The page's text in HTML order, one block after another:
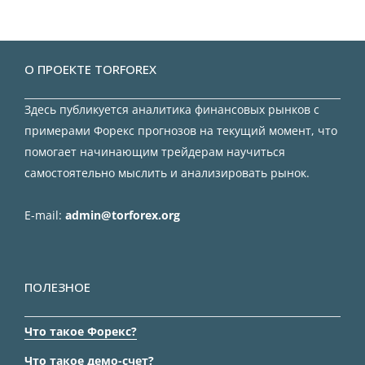
О ПРОЕКТЕ TORFOREX
Здесь публикуется аналитика финансовых рынков с
примерами Форекс прогнозов на текущий момент, что
помогает начинающим трейдерам научиться
самостоятельно мыслить и анализировать рынок.
E-mail: admin@torforex.org
ПОЛЕЗНОЕ
Что такое Форекс?
Что такое демо-счет?